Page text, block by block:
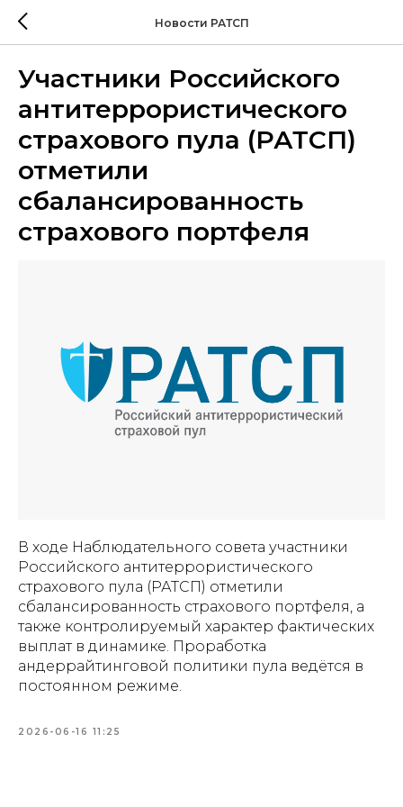
Новости РАТСП
Участники Российского
антитеррористического
страхового пула (РАТСП)
отметили
сбалансированность
страхового портфеля
В ходе Наблюдательного совета участники
Российского антитеррористического
страхового пула (РАТСП) отметили
сбалансированность страхового портфеля, а
также контролируемый характер фактических
выплат в динамике. Проработка
андеррайтинговой политики пула ведётся в
постоянном режиме.
2026-06-16 11:25